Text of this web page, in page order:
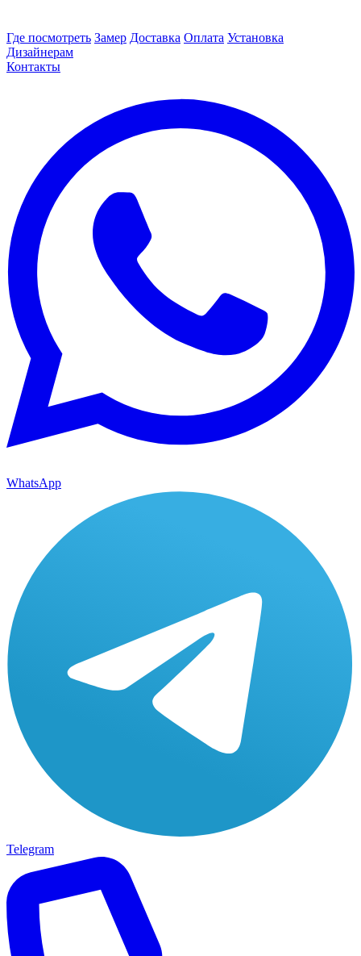
Где посмотреть Замер Доставка Оплата Установка
Дизайнерам
Контакты
WhatsApp
Telegram